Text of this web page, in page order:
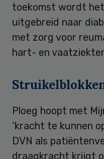
toekomst wordt
uitgebreid naar
met zorg voor
hart- en
Ploeg hoopt met
‘kracht te kunnen
DVN als
draagkracht krijgt